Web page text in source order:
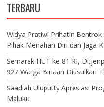
TERBARU
Widya Pratiwi Prihatin
Pihak Menahan Diri dan Jaga
Semarak HUT ke-81 RI,
927 Warga Binaan Diusulkan
Saadiah Uluputty Apresiasi
Maluku